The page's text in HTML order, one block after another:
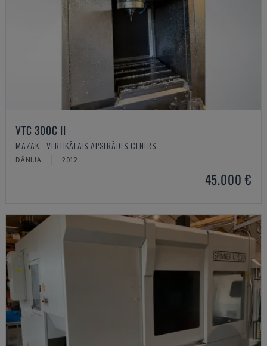
VTC 300C II
MAZAK - VERTIKĀLAIS APSTRĀDES CENTRS
DĀNIJA 2012
45.000 €